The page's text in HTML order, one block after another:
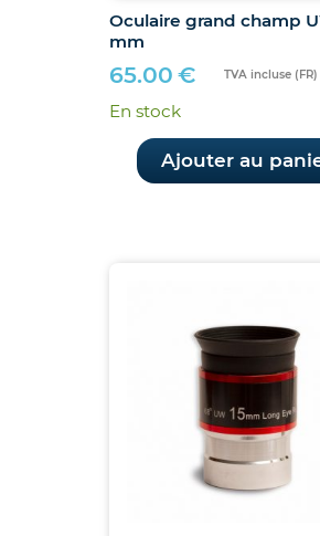
Oculaire grand champ
mm
65.00 € TVA incluse (FR)
En stock
Ajouter au